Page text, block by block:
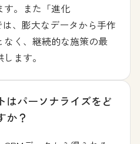
す。また「進化
は、膨大なデータから手作
く、継続的な施策の最
ます。
はパーソナライズをど
か？